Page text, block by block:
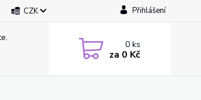
CZK Přihlášení
0ks
za 0 Kč